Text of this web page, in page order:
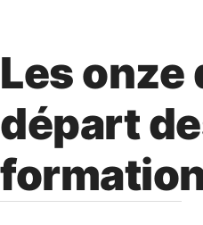
Les onze
départ